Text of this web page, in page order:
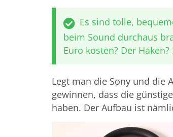
Es sind tolle,
beim Sound durchaus
Euro kosten? Der
Legt man die Sony und die
gewinnen, dass die
haben. Der Aufbau ist